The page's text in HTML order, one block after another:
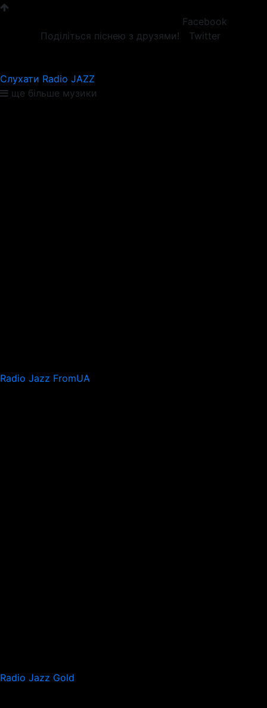
Поділіться піснею з друзями!
Facebook
Twitter
Слухати Radio JAZZ
ще більше музики
Radio Jazz FromUA
Radio Jazz Gold